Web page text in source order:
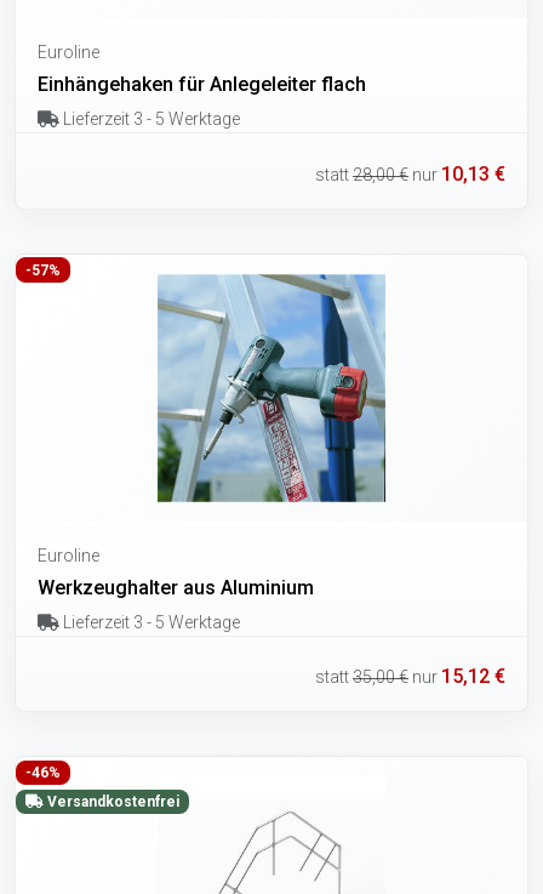
Euroline
Einhängehaken für Anlegeleiter flach
Lieferzeit 3 - 5 Werktage
statt28,00 € nur 10,13 €
-57%
Euroline
Werkzeughalter aus Aluminium
Lieferzeit 3 - 5 Werktage
statt35,00 € nur 15,12 €
-46%
Versandkostenfrei